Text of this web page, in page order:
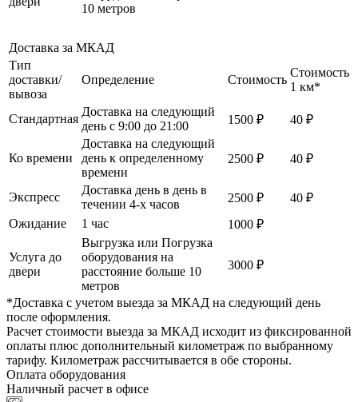
10 метров
Доставка за МКАД
Тип
доставки/
вывоза
Определение Стоимость
Стоимость
1 км*
Стандартная
Доставка на следующий
день с 9:00 до 21:00
1500 ₽ 40 ₽
Ко времени
Доставка на следующий
день к определенному
времени
2500 ₽ 40 ₽
Экспресс
Доставка день в день в
течении 4-х часов
2500 ₽
40 ₽
Ожидание
1 час 1000 ₽
Услуга до
двери
Выгрузка или Погрузка
оборудования на
расстояние больше 10
метров
3000 ₽
*Доставка с учетом выезда за МКАД на следующий день
после оформления.
Расчет стоимости выезда за МКАД исходит из фиксированной
оплаты плюс дополнительный километраж по выбранному
тарифу. Километраж рассчитывается в обе стороны.
Оплата оборудования
Наличный расчет в офисе